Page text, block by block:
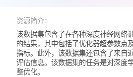
资源简介：
该数据集包含了在各种深度神经网络
的结果，其中包括了优化器超参数点
指标。此外，该数据集还包含了来自
评估信息。该数据集的任务是对深度
整优化。